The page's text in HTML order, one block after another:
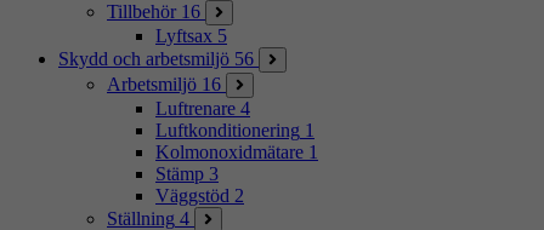
Tillbehör 16
Lyftsax 5
Skydd och arbetsmiljö 56
Arbetsmiljö 16
Luftrenare 4
Luftkonditionering 1
Kolmonoxidmätare 1
Stämp 3
Väggstöd 2
Ställning 4